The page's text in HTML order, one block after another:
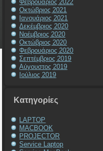
Φεβρουάριος 2022
Οκτώβριος 2021
Ιανουάριος 2021
Δεκέμβριος 2020
Νοέμβριος 2020
Οκτώβριος 2020
Φεβρουάριος 2020
Σεπτέμβριος 2019
Αύγουστος 2019
Ιούλιος 2019
Kατηγορίες
LAPTOP
MACBOOK
PROJECTOR
Service Laptop